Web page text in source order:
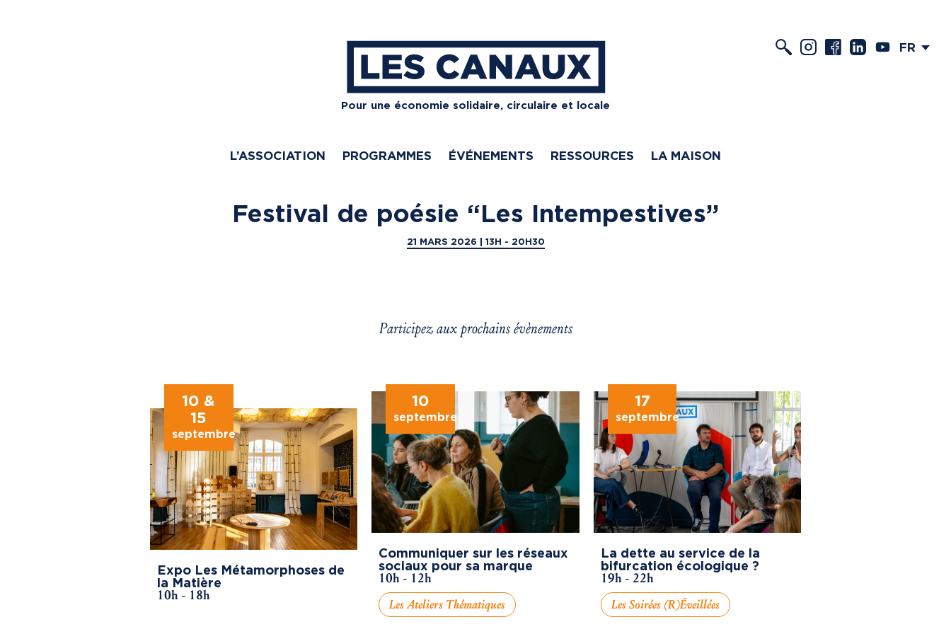
Pour une économie solidaire, circulaire et locale
L’ASSOCIATION PROGRAMMES ÉVÉNEMENTS RESSOURCES LA MAISON
FR
Festival de poésie “Les Intempestives”
21 MARS 2026 | 13H - 20H30
Participez aux prochains évènements
10 &
15
septembre
Expo Les Métamorphoses de
la Matière
10h - 18h
10
septembre
Communiquer sur les réseaux
sociaux pour sa marque
10h - 12h
Les Ateliers Thématiques
17
septembre
La dette au service de la
bifurcation écologique ?
19h - 22h
Les Soirées (R)éveillées